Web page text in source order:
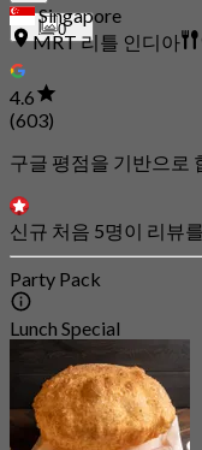
0
Singapore
MRT 리틀 인디아
4.6
(603)
구글 평점을 기반으로
신규 처음 5명이 리뷰
Party Pack
Lunch Special